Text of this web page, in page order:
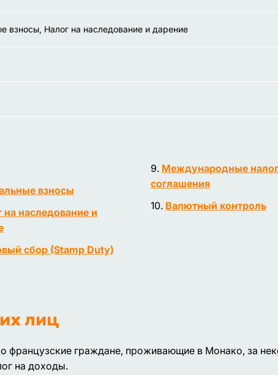
взносы, Налог на наследование и дарение
взносы
на наследование и
сбор (Stamp Duty)
Международные
соглашения
Валютный контроль
лиц
французские граждане, проживающие в Монако, за
на доходы.